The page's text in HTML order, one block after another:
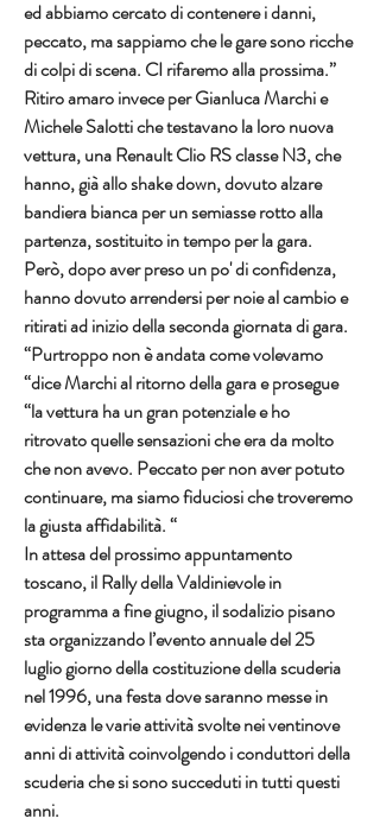
ed abbiamo cercato di contenere i danni,
peccato, ma sappiamo che le gare sono ricche
di colpi di scena. CI rifaremo alla prossima.”
Ritiro amaro invece per Gianluca Marchi e
Michele Salotti che testavano la loro nuova
vettura, una Renault Clio RS classe N3, che
hanno, già allo shake down, dovuto alzare
bandiera bianca per un semiasse rotto alla
partenza, sostituito in tempo per la gara.
Però, dopo aver preso un po' di confidenza,
hanno dovuto arrendersi per noie al cambio e
ritirati ad inizio della seconda giornata di gara.
“Purtroppo non è andata come volevamo
“dice Marchi al ritorno della gara e prosegue
“la vettura ha un gran potenziale e ho
ritrovato quelle sensazioni che era da molto
che non avevo. Peccato per non aver potuto
continuare, ma siamo fiduciosi che troveremo
la giusta affidabilità. “
In attesa del prossimo appuntamento
toscano, il Rally della Valdinievole in
programma a fine giugno, il sodalizio pisano
sta organizzando l’evento annuale del 25
luglio giorno della costituzione della scuderia
nel 1996, una festa dove saranno messe in
evidenza le varie attività svolte nei ventinove
anni di attività coinvolgendo i conduttori della
scuderia che si sono succeduti in tutti questi
anni.